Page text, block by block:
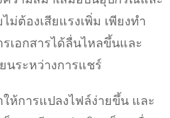
ต้องเสียแรงเพิ่ม เพียงทำ
เอกสารได้ลื่นไหลขึ้นและ
นระหว่างการแชร์
ห้การแปลงไฟล์ง่ายขึ้น และ